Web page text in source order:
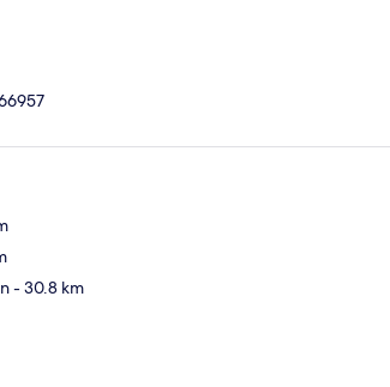
- 30.8 km